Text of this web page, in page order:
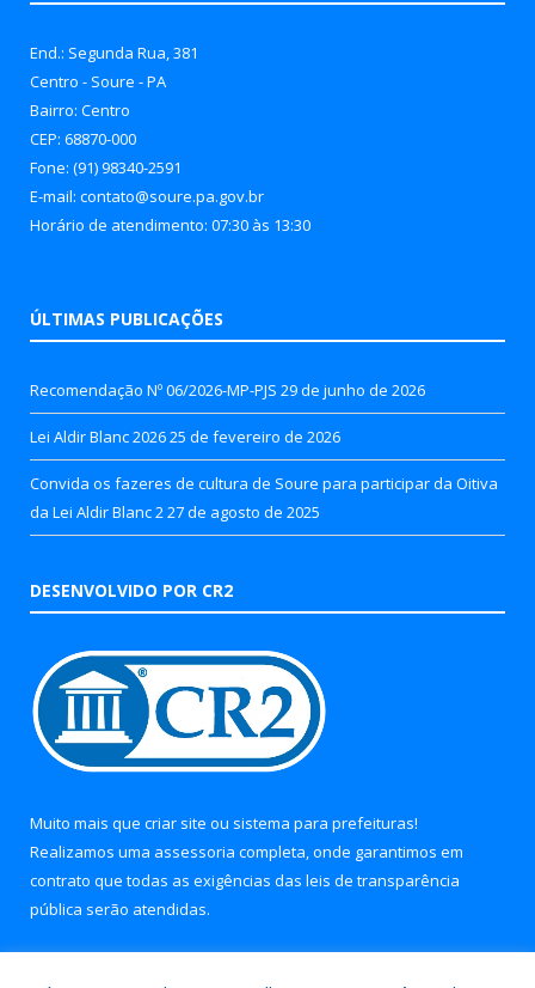
End.: Segunda Rua, 381
Centro - Soure - PA
Bairro: Centro
CEP: 68870-000
Fone: (91) 98340-2591
E-mail: contato@soure.pa.gov.br
Horário de atendimento: 07:30 às 13:30
ÚLTIMAS PUBLICAÇÕES
Recomendação Nº 06/2026-MP-PJS 29 de junho de 2026
Lei Aldir Blanc 202625 de fevereiro de 2026
Convida os fazeres de cultura de Soure para participar da Oitiva
da Lei Aldir Blanc 2 27 de agosto de 2025
DESENVOLVIDO POR CR2
Muito mais que criar site ou sistema para prefeituras!
Realizamos uma assessoria completa, onde garantimos em
contrato que todas as exigências das leis de transparência
pública serão atendidas.